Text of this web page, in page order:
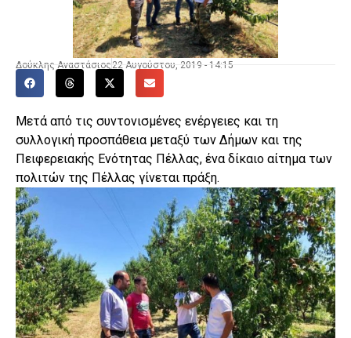
Δούκλης Αναστάσιος 22 Αυγούστου, 2019 - 14:15
Μετά από τις συντονισμένες ενέργειες και τη
συλλογική προσπάθεια μεταξύ των Δήμων και της
Πειφερειακής Ενότητας Πέλλας, ένα δίκαιο αίτημα των
πολιτών της Πέλλας γίνεται πράξη.